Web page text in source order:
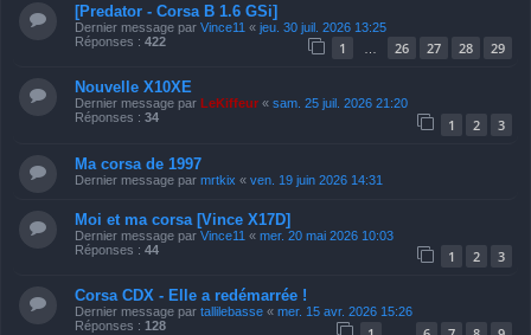
[Predator - Corsa B 1.6 GSi]
Dernier message par Vince11 « jeu. 30 juil. 2026 13:25
Réponses : 422 1 26 27 28 29
Nouvelle X10XE
Dernier message par LeKiffeur « sam. 25 juil. 2026 21:20
Réponses : 34 1 2 3
Ma corsa de 1997
Dernier message par mrtkix « ven. 19 juin 2026 14:31
Moi et ma corsa [Vince X17D]
Dernier message par Vince11 « mer. 20 mai 2026 10:03
Réponses : 44 1 2 3
Corsa CDX - Elle a redémarrée !
Dernier message par tallilebasse « mer. 15 avr. 2026 15:26
Réponses : 128